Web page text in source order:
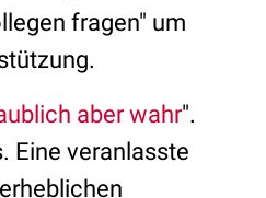
fragen" um
aber wahr".
Eine veranlasste